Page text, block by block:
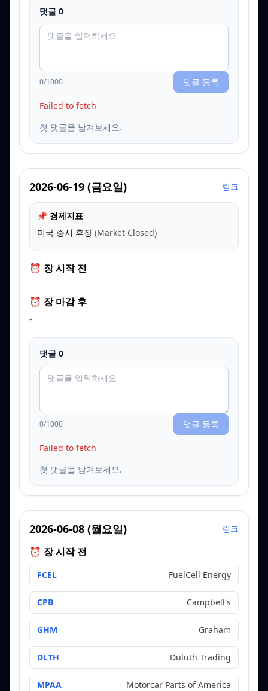
댓글 0
0/1000 댓글 등록
Failed to fetch
첫 댓글을 남겨보세요.
2026-06-19 (금요일) 링크
📌 경제지표
미국 증시 휴장 (Market Closed)
⏰ 장 시작 전
⏰ 장 마감 후
-
댓글 0
0/1000 댓글 등록
Failed to fetch
첫 댓글을 남겨보세요.
2026-06-08 (월요일) 링크
⏰ 장 시작 전
FCEL FuelCell Energy
CPB Campbell's
GHM Graham
DLTH Duluth Trading
MPAA Motorcar Parts of America